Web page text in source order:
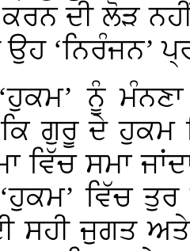
ਦੀ ਲੋੜ
ਉਹ ‘ਨਿਰੰਜਨ’
ਨੂੰ
ਗੁਰੂ ਦੇ ਹੁਕਮ
ਵਿੱਚ ਸਮਾ
ਵਿੱਚ
ਸਹੀ ਜੁਗਤ